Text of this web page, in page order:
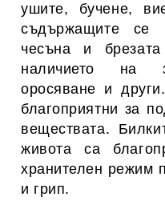
ушите, бучене,
съдържащите се
чесъна и
наличието на
оросяване и
благоприятни за
веществата.
живота са
хранителен режим
и грип.